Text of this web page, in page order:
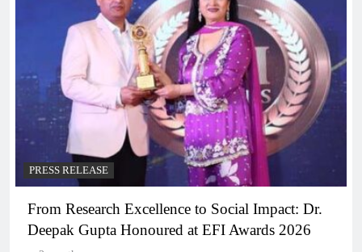
PRESS RELEASE
From Research Excellence to Social Impact: Dr.
Deepak Gupta Honoured at EFI Awards 2026